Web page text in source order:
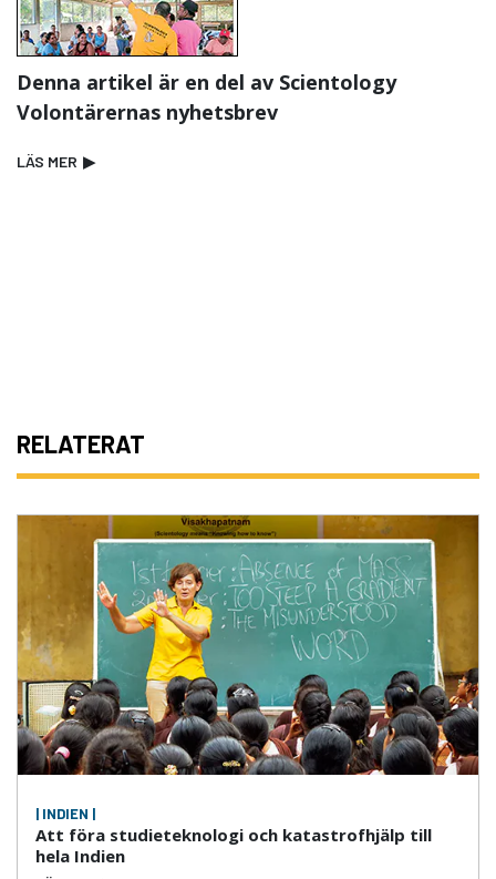
Denna artikel är en del av Scientology
Volontärernas nyhetsbrev
LÄS MER ▶
RELATERAT
| INDIEN |
Att föra studieteknologi och katastrofhjälp till
hela Indien